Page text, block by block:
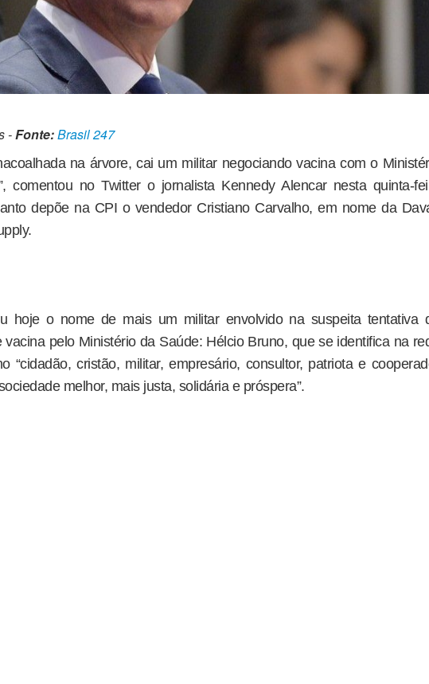
-Fonte:Brasil 247
na árvore, cai um militar negociando vacina com o
comentou no Twitter o jornalista Kennedy Alencar nesta quinta-
depõe na CPI o vendedor Cristiano Carvalho, em nome da
hoje o nome de mais um militar envolvido na suspeita tentativa
vacina pelo Ministério da Saúde: Hélcio Bruno, que se identifica na
“cidadão, cristão, militar, empresário, consultor, patriota e
melhor, mais justa, solidária e próspera”.